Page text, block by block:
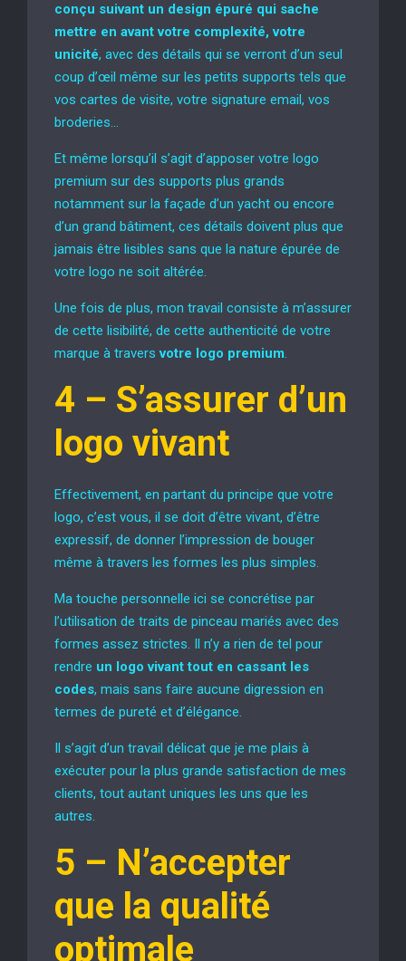
conçu suivant un design épuré qui sache
mettre en avant votre complexité, votre
unicité, avec des détails qui se verront d’un seul
coup d’œil même sur les petits supports tels que
vos cartes de visite, votre signature email, vos
broderies…
Et même lorsqu’il s’agit d’apposer votre logo
premium sur des supports plus grands
notamment sur la façade d’un yacht ou encore
d’un grand bâtiment, ces détails doivent plus que
jamais être lisibles sans que la nature épurée de
votre logo ne soit altérée.
Une fois de plus, mon travail consiste à m’assurer
de cette lisibilité, de cette authenticité de votre
marque à traversvotre logo premium.
4 – S’assurer d’un
logo vivant
Effectivement, en partant du principe que votre
logo, c’est vous, il se doit d’être vivant, d’être
expressif, de donner l’impression de bouger
même à travers les formes les plus simples.
Ma touche personnelle ici se concrétise par
l’utilisation de traits de pinceau mariés avec des
formes assez strictes. Il n’y a rien de tel pour
rendre un logo vivant tout en cassant les
codes, mais sans faire aucune digression en
termes de pureté et d’élégance.
Il s’agit d’un travail délicat que je me plais à
exécuter pour la plus grande satisfaction de mes
clients, tout autant uniques les uns que les
autres.
5 – N’accepter
que la qualité
optimale